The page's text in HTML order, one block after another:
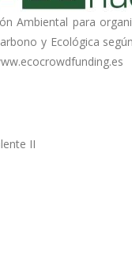
Ambiental para
y Ecológica
II